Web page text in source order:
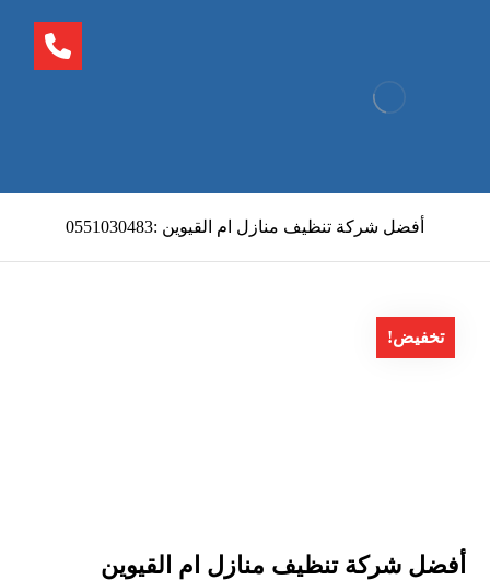
أفضل شركة تنظيف منازل ام القيوين :0551030483
تخفيض!
أفضل شركة تنظيف منازل ام القيوين